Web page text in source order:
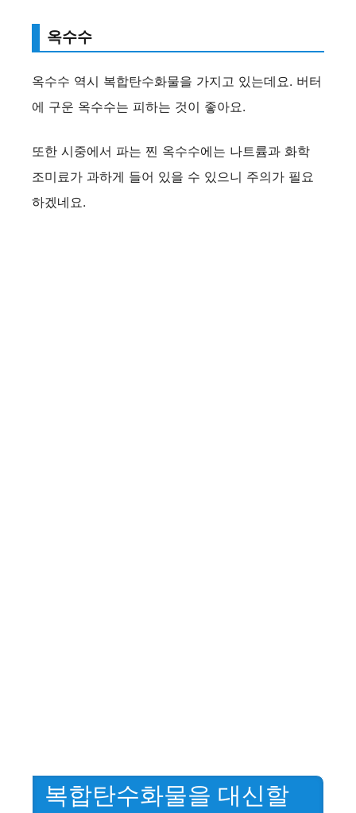
옥수수
옥수수 역시 복합탄수화물을 가지고 있는데요. 버터
에 구운 옥수수는 피하는 것이 좋아요.
또한 시중에서 파는 찐 옥수수에는 나트륨과 화학
조미료가 과하게 들어 있을 수 있으니 주의가 필요
하겠네요.
복합탄수화물을 대신할